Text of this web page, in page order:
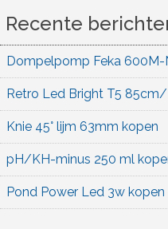
Recente
Dompelpomp Feka
Retro Led Bright T5
Knie 45° lijm 63mm kopen
pH/KH-minus 250 ml
Pond Power Led 3w kopen